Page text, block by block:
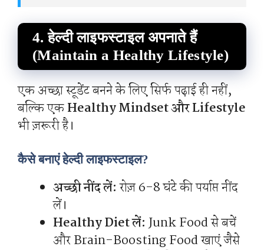
4. हेल्दी लाइफस्टाइल अपनाते हैं
(Maintain a Healthy Lifestyle)
एक अच्छा स्टूडेंट बनने के लिए सिर्फ पढ़ाई ही नहीं,
बल्कि एकHealthy Mindset और Lifestyle
भी ज़रूरी है।
कैसे बनाएं हेल्दी लाइफस्टाइल?
अच्छी नींद लें:रोज़ 6-8 घंटे की पर्याप्त नींद
लें।
Healthy Diet लें:Junk Food से बचें
और Brain-Boosting Food खाएं जैसे